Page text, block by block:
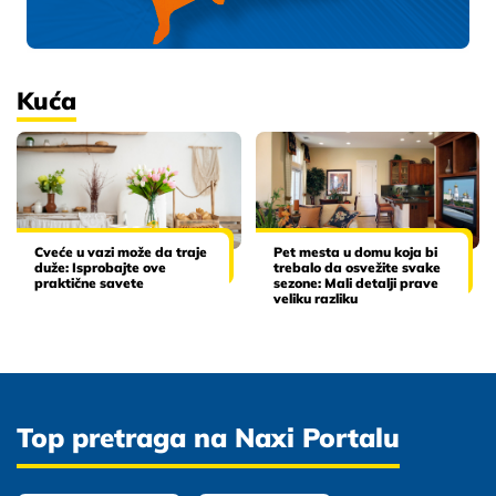
Kuća
Cveće u vazi može da traje
duže: Isprobajte ove
praktične savete
Pet mesta u domu koja bi
trebalo da osvežite svake
sezone: Mali detalji prave
veliku razliku
Top pretraga na Naxi Portalu